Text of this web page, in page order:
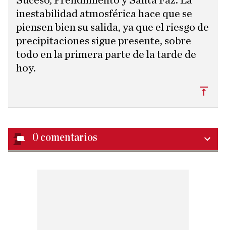
inestabilidad atmosférica hace que se
piensen bien su salida, ya que el riesgo de
precipitaciones sigue presente, sobre
todo en la primera parte de la tarde de
hoy.
0 comentarios